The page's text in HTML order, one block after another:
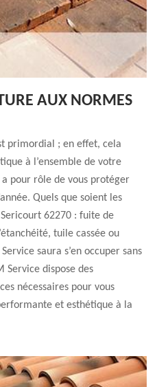
AUX NORMES
primordial ; en effet, cela
à l’ensemble de votre
pour rôle de vous protéger
Quels que soient les
62270 : fuite de
tuile cassée ou
saura s’en occuper sans
Service dispose des
nécessaires pour vous
et esthétique à la